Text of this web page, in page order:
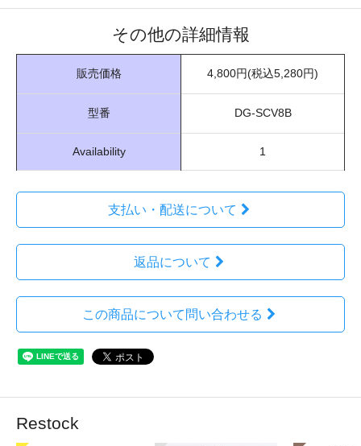
その他の詳細情報
販売価格 4,800円(税込5,280円)
型番 DG-SCV8B
Availability 1
支払い・配送について
返品について
この商品について問い合わせる
Restock